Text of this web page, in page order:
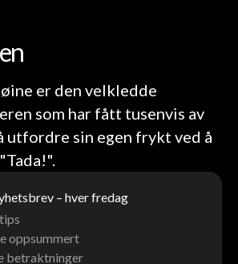
er den velkledde
som har fått tusenvis av
utfordre sin egen frykt ved å
– hver fredag
oppsummert
betraktninger